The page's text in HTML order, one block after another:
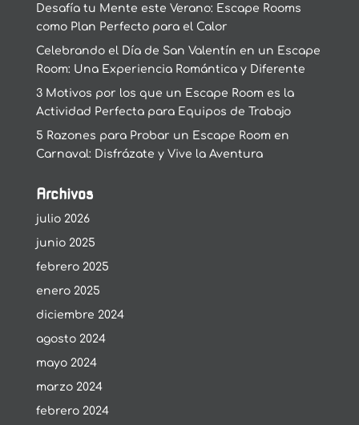
Desafía tu Mente este Verano: Escape Rooms
como Plan Perfecto para el Calor
Celebrando el Día de San Valentín en un Escape
Room: Una Experiencia Romántica y Diferente
3 Motivos por los que un Escape Room es la
Actividad Perfecta para Equipos de Trabajo
5 Razones para Probar un Escape Room en
Carnaval: Disfrázate y Vive la Aventura
Archivos
julio 2026
junio 2025
febrero 2025
enero 2025
diciembre 2024
agosto 2024
mayo 2024
marzo 2024
febrero 2024